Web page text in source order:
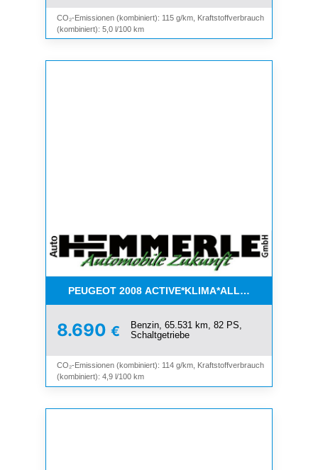
CO₂-Emissionen (kombiniert): 115 g/km, Kraftstoffverbrauch
(kombiniert): 5,0 l/100 km
PEUGEOT 2008
8.690 €
Benzin, 65.531 km, 82 PS,
Schaltgetriebe
CO₂-Emissionen (kombiniert): 114 g/km, Kraftstoffverbrauch
(kombiniert): 4,9 l/100 km